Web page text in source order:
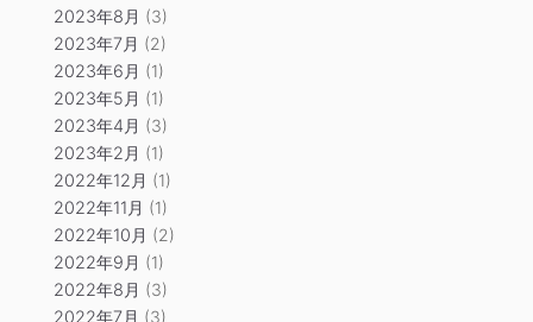
2023年8月 (3)
2023年7月 (2)
2023年6月 (1)
2023年5月 (1)
2023年4月 (3)
2023年2月 (1)
2022年12月 (1)
2022年11月 (1)
2022年10月 (2)
2022年9月 (1)
2022年8月 (3)
2022年7月 (3)